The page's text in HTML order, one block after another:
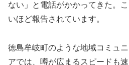
ない」と電話がかかってきた。
いほど報告されています。
徳島牟岐町のような地域コミュ
アでは、噂が広まるスピードも